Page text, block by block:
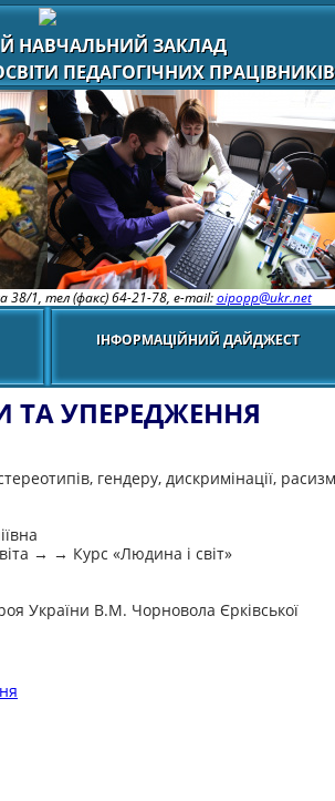
НАВЧАЛЬНИЙ ЗАКЛАД
ПЕДАГОГІЧНИХ
38/1, тел (факс) 64-21-78, e-mail:oipopp@ukr.net
ІНФОРМАЦІЙНИЙ ДАЙДЖЕСТ
ТА УПЕРЕДЖЕННЯ
гендеру, дискримінації,
→ → Курс «Людина і світ»
України В.М. Чорновола Єрківської